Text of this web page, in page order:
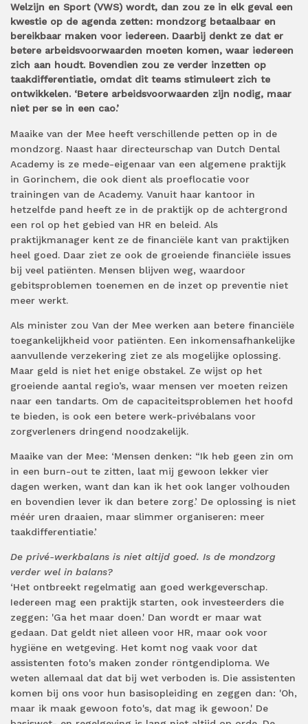
Welzijn en Sport (VWS) wordt, dan zou ze in elk geval een
kwestie op de agenda zetten: mondzorg betaalbaar en
bereikbaar maken voor iedereen. Daarbij denkt ze dat er
betere arbeidsvoorwaarden moeten komen, waar iedereen
zich aan houdt. Bovendien zou ze verder inzetten op
taakdifferentiatie, omdat dit teams stimuleert zich te
ontwikkelen. ‘Betere arbeidsvoorwaarden zijn nodig, maar
niet per se in een cao.’
Maaike van der Mee heeft verschillende petten op in de
mondzorg. Naast haar directeurschap van Dutch Dental
Academy is ze mede-eigenaar van een algemene praktijk
in Gorinchem, die ook dient als proeflocatie voor
trainingen van de Academy. Vanuit haar kantoor in
hetzelfde pand heeft ze in de praktijk op de achtergrond
een rol op het gebied van HR en beleid. Als
praktijkmanager kent ze de financiële kant van praktijken
heel goed. Daar ziet ze ook de groeiende financiële issues
bij veel patiënten. Mensen blijven weg, waardoor
gebitsproblemen toenemen en de inzet op preventie niet
meer werkt.
Als minister zou Van der Mee werken aan betere financiële
toegankelijkheid voor patiënten. Een inkomensafhankelijke
aanvullende verzekering ziet ze als mogelijke oplossing.
Maar geld is niet het enige obstakel. Ze wijst op het
groeiende aantal regio’s, waar mensen ver moeten reizen
naar een tandarts. Om de capaciteitsproblemen het hoofd
te bieden, is ook een betere werk-privébalans voor
zorgverleners dringend noodzakelijk.
Maaike van der Mee: ‘Mensen denken: “Ik heb geen zin om
in een burn-out te zitten, laat mij gewoon lekker vier
dagen werken, want dan kan ik het ook langer volhouden
en bovendien lever ik dan betere zorg.’ De oplossing is niet
méér uren draaien, maar slimmer organiseren: meer
taakdifferentiatie.’
De privé-werkbalans is niet altijd goed. Is de mondzorg
verder wel in balans?
‘Het ontbreekt regelmatig aan goed werkgeverschap.
Iedereen mag een praktijk starten, ook investeerders die
zeggen: 'Ga het maar doen.' Dan wordt er maar wat
gedaan. Dat geldt niet alleen voor HR, maar ook voor
hygiëne en wetgeving. Het komt nog vaak voor dat
assistenten foto's maken zonder röntgendiploma. We
weten allemaal dat dat bij wet verboden is. Die assistenten
komen bij ons voor hun basisopleiding en zeggen dan: 'Oh,
maar ik maak gewoon foto's, dat mag ik gewoon.' De